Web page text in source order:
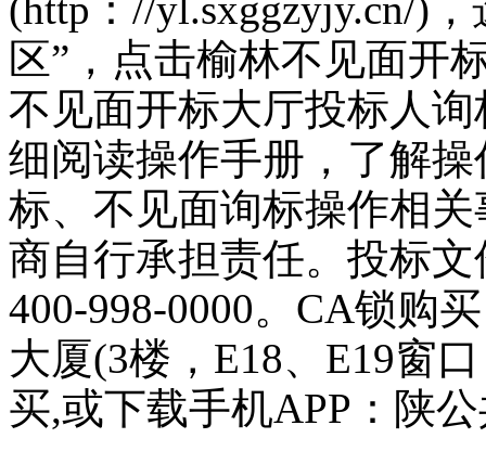
区”，点击榆林不见面开
不见面开标大厅投标人
细阅读操作手册，了解
标、不见面询标操作相
商自行承担责任。投标
400-998-0000。CA锁购
大厦(3楼，E18、E19窗
买,或下载手机APP：陕